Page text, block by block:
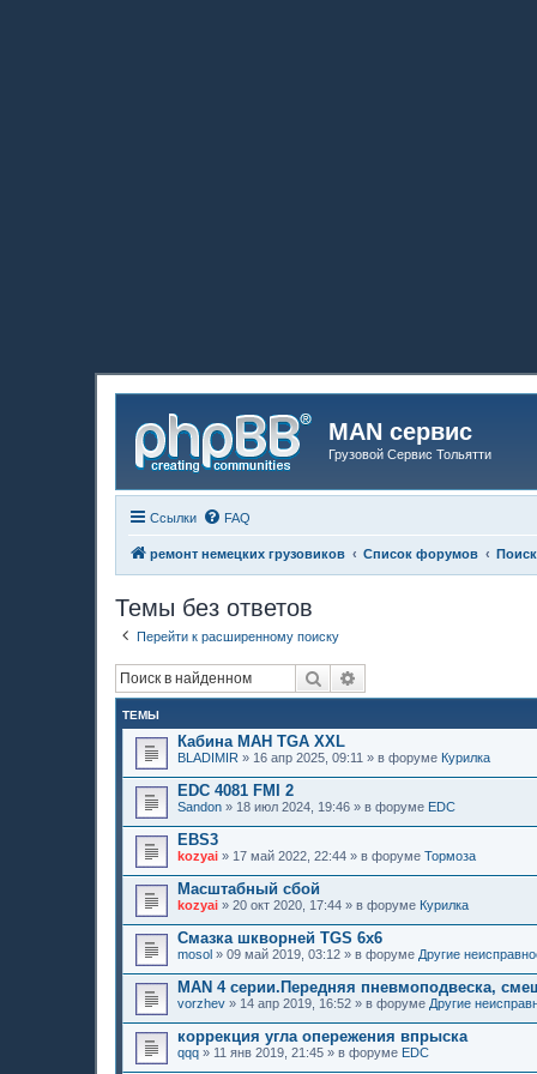
MAN сервис
Грузовой Сервис Тольятти
Ссылки FAQ
ремонт немецких грузовиков Список форумов Поиск
Темы без ответов
Перейти к расширенному поиску
Поиск
ТЕМЫ
Кабина МАН TGA XXL
BLADIMIR » 16 апр 2025, 09:11 » в форуме Курилка
EDC 4081 FMI 2
Sandon » 18 июл 2024, 19:46 » в форуме EDC
EBS3
kozyai » 17 май 2022, 22:44 » в форуме Тормоза
Масштабный сбой
kozyai » 20 окт 2020, 17:44 » в форуме Курилка
Смазка шкворней TGS 6х6
mosol » 09 май 2019, 03:12 » в форуме Другие
MAN 4 серии.Передняя пневмоподвеска,
vorzhev » 14 апр 2019, 16:52 » в форуме Другие
коррекция угла опережения впрыска
qqq » 11 янв 2019, 21:45 » в форуме EDC